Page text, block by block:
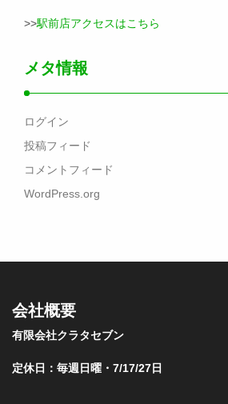
>>駅前店アクセスはこちら
メタ情報
ログイン
投稿フィード
コメントフィード
WordPress.org
会社概要
有限会社クラタセブン
定休日：毎週日曜・7/17/27日